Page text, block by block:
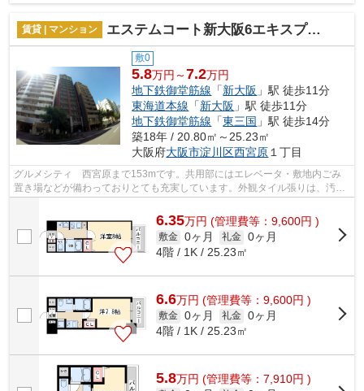
賃貸 | マンション エステムコート新大阪6エキスプレイス
敷0
5.8万円～7.2万円
地下鉄御堂筋線 「新大阪 」駅 徒歩11分
東海道本線 「新大阪 」駅 徒歩11分
地下鉄御堂筋線 「東三国 」駅 徒歩14分
築18年 / 20.80㎡～25.23㎡
大阪府大阪市淀川区西宮原 １丁目
グルメシティ 西宮原まで153mです。共用部にはエレベータ・敷地内ごみ
置き場などが備わっておりとても充実しています。外観タイル張りは、汚れ
が付きにくいのでいつまでも綺麗です。...
6.35万円 (管理費等：9,600円 )
敷金 0ヶ月 礼金 0ヶ月
4階 / 1K / 25.23㎡
6.6万円 (管理費等：9,600円 )
敷金 0ヶ月 礼金 0ヶ月
4階 / 1K / 25.23㎡
5.8万円 (管理費等：7,910円 )